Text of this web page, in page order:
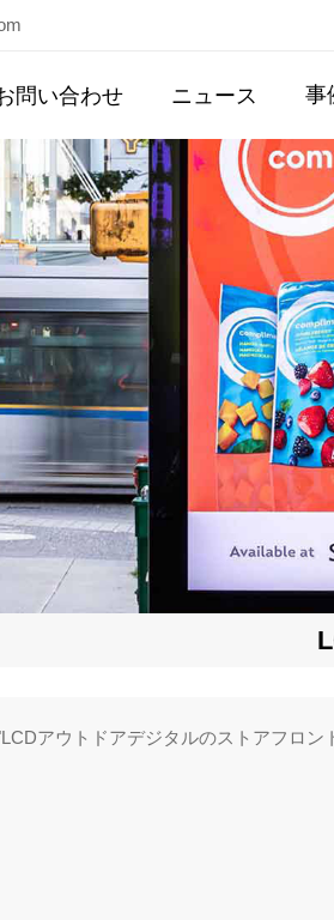
問い合わせ ニュース 事
見つかった結果 "LCDアウトドアデジタルのストアフロ